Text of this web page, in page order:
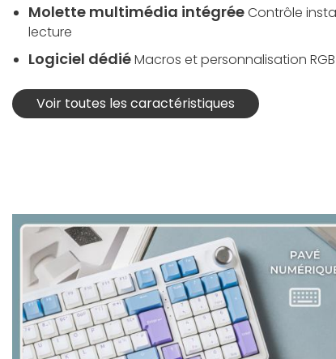
Molette multimédia intégréeContrôle
lecture
Logiciel dédiéMacros et personnalisation RGB
Voir toutes les caractéristiques